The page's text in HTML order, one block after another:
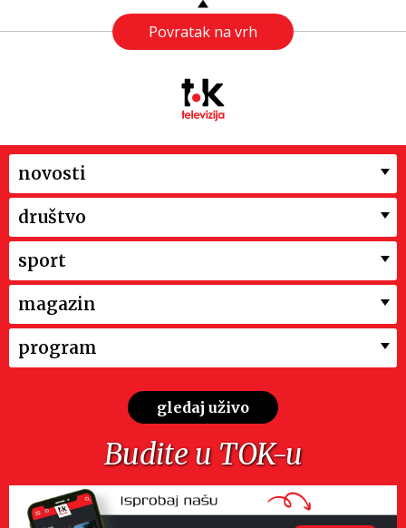
Povratak na vrh
novosti
društvo
sport
magazin
program
gledaj uživo
Budite u TOK-u